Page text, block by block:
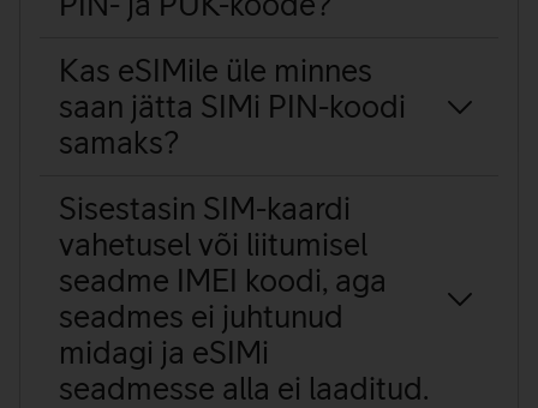
Kas eSIMile üle minnes
saan jätta SIMi PIN-koodi
samaks?
Sisestasin SIM-kaardi
vahetusel või liitumisel
seadme IMEI koodi, aga
seadmes ei juhtunud
midagi ja eSIMi
seadmesse alla ei laaditud.